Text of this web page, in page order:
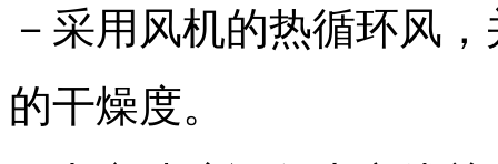
－采用风机的热循环风
的干燥度。